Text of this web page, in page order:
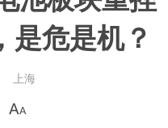
是危是机？
上海